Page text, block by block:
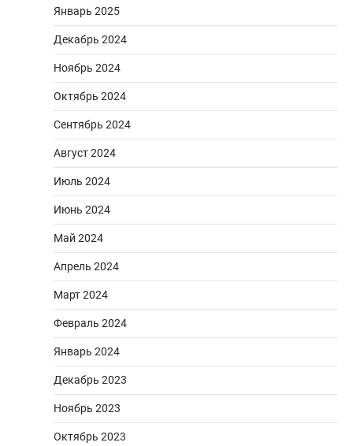
Январь 2025
Декабрь 2024
Ноябрь 2024
Октябрь 2024
Сентябрь 2024
Август 2024
Июль 2024
Июнь 2024
Май 2024
Апрель 2024
Март 2024
Февраль 2024
Январь 2024
Декабрь 2023
Ноябрь 2023
Октябрь 2023